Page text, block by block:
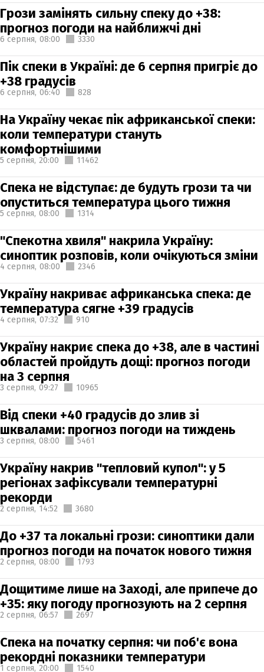
Грози замінять сильну спеку до +38:
прогноз погоди на найближчі дні
6 серпня, 08:00 3330
Пік спеки в Україні: де 6 серпня пригріє до
+38 градусів
6 серпня, 06:40 828
На Україну чекає пік африканської спеки:
коли температури стануть
комфортнішими
5 серпня, 20:00 11462
Спека не відступає: де будуть грози та чи
опуститься температура цього тижня
5 серпня, 08:00 1314
"Спекотна хвиля" накрила Україну:
синоптик розповів, коли очікуються зміни
4 серпня, 08:00 2346
Україну накриває африканська спека: де
температура сягне +39 градусів
4 серпня, 07:32 910
Україну накриє спека до +38, але в частині
областей пройдуть дощі: прогноз погоди
на 3 серпня
3 серпня, 09:27 10965
Від спеки +40 градусів до злив зі
шквалами: прогноз погоди на тиждень
3 серпня, 08:00 5461
Україну накрив "тепловий купол": у 5
регіонах зафіксували температурні
рекорди
2 серпня, 14:52 3680
До +37 та локальні грози: синоптики дали
прогноз погоди на початок нового тижня
2 серпня, 08:00 1793
Дощитиме лише на Заході, але припече до
+35: яку погоду прогнозують на 2 серпня
2 серпня, 06:57 2697
Спека на початку серпня: чи поб'є вона
рекордні показники температури
1 серпня, 20:00 1540